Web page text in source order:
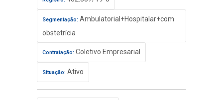
Segmentação: Ambulatorial+Hospitalar+com
obstetrícia
Contratação: Coletivo Empresarial
Situação: Ativo